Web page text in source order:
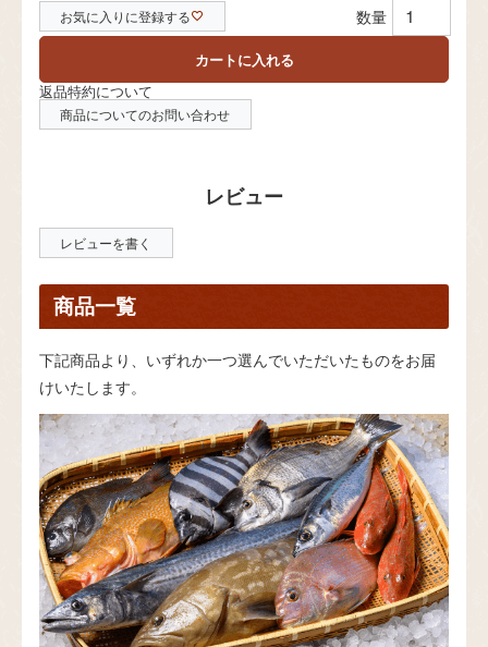
お気に入りに登録する
カートに入れる
返品特約について
商品についてのお問い合わせ
レビューを書く
商品一覧
下記商品より、いずれか一つ選んでいただいたものをお届
けいたします。